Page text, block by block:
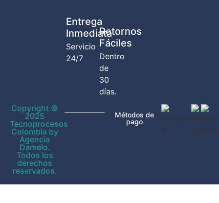
Entrega
Inmediata
Servicio
24/7
Retornos
Fáciles
Dentro
de
30
días.
Copyright ©
2025
Tecnoprocesos
Colombia by
Agencia
Damelo.
Todos los
derechos
reservados.
Métodos de
pago